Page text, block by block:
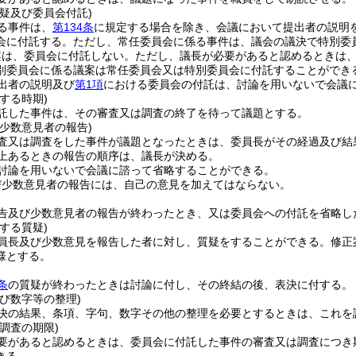
及び委員会付託)
事件は、 第134条に規定する場合を除き、会議において提出者の説
付託する。 ただし、常任委員会に係る事件は、議会の議決で特別
、委員会に付託しない。 ただし、議長が必要があると認めるときは
委員会に係る議案は常任委員会又は特別委員会に付託することができ
者の説明及び第1項における委員会の付託は、討論を用いないで会議
る時期)
した事件は、その審査又は調査の終了を待って議題とする。
数意見者の報告)
又は調査をした事件が議題となったときは、委員長がその経過及び
あるときの報告の順序は、議長が決める。
論を用いないで会議に諮って省略することができる。
数意見者の報告には、自己の意見を加えてはならない。
及び少数意見者の報告が終わったとき、又は委員会への付託を省略
る質疑)
長及び少数意見を報告した者に対し、質疑をすることができる。 修正
する。
の質疑が終わったときは討論に付し、その終結の後、表決に付する。
数字等の整理)
の結果、条項、字句、数字その他の整理を必要とするときは、これ
査の期限)
があると認めるときは、委員会に付託した事件の審査又は調査につ